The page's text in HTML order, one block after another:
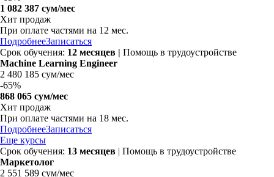
1 082 387 сум/мес
Хит продаж
При оплате частями на 12 мес.
ПодробнееЗаписаться
Срок обучения: 12 месяцев | Помощь в трудоустройстве
Machine Learning Engineer
2 480 185 сум/мес
-65%
868 065 сум/мес
Хит продаж
При оплате частями на 18 мес.
ПодробнееЗаписаться
Еще курсы
Срок обучения: 13 месяцев | Помощь в трудоустройстве
Маркетолог
2 551 589 сум/мес